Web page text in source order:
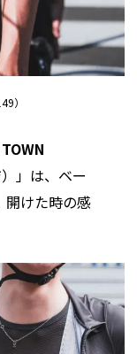
）
」は、ベー
開けた時の感